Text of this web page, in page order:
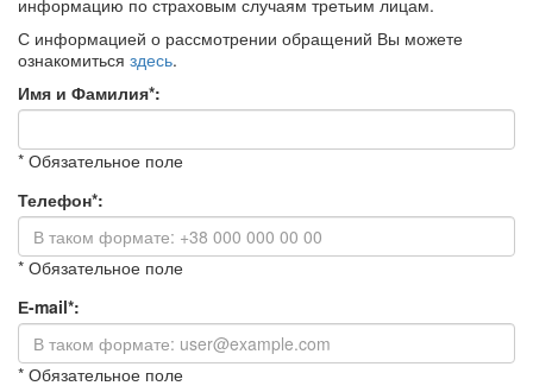
информацию по страховым случаям третьим лицам.
С информацией о рассмотрении обращений Вы можете
ознакомиться здесь.
Имя и Фамилия*:
* Обязательное поле
Телефон*:
* Обязательное поле
Е-mail*:
* Обязательное поле